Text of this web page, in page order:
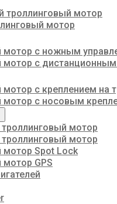
троллинговый мотор
мотор
мотор с ножным
мотор с
с креплением на
мотор с носовым
мотор
мотор
мотор Spot Lock
GPS